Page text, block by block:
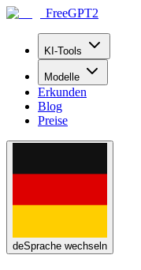
FreeGPT2
KI-Tools
Modelle
Erkunden
Blog
Preise
deSprache wechseln